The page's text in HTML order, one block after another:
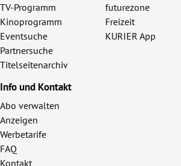
TV-Programm
Kinoprogramm
Eventsuche
Partnersuche
Titelseitenarchiv
futurezone
Freizeit
KURIER App
Info und Kontakt
Abo verwalten
Anzeigen
Werbetarife
FAQ
Kontakt